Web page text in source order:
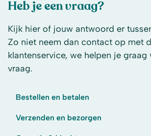
Heb je een vraag?
Kijk hier of jouw antwoord er
Zo niet neem dan contact op met
klantenservice, we helpen je graag
vraag.
Bestellen en betalen
Verzenden en bezorgen